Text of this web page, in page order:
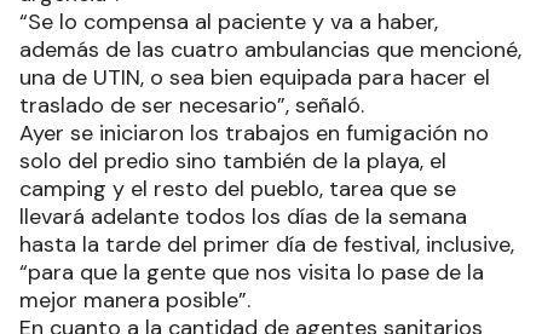
“Se lo compensa al paciente y va a haber,
además de las cuatro ambulancias que mencioné,
una de UTIN, o sea bien equipada para hacer el
traslado de ser necesario”, señaló.
Ayer se iniciaron los trabajos en fumigación no
solo del predio sino también de la playa, el
camping y el resto del pueblo, tarea que se
llevará adelante todos los días de la semana
hasta la tarde del primer día de festival, inclusive,
“para que la gente que nos visita lo pase de la
mejor manera posible”.